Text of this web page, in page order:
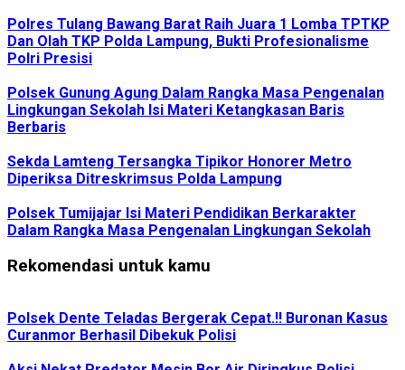
Polres Tulang Bawang Barat Raih Juara 1 Lomba TPTKP
Dan Olah TKP Polda Lampung, Bukti Profesionalisme
Polri Presisi
Polsek Gunung Agung Dalam Rangka Masa Pengenalan
Lingkungan Sekolah Isi Materi Ketangkasan Baris
Berbaris
Sekda Lamteng Tersangka Tipikor Honorer Metro
Diperiksa Ditreskrimsus Polda Lampung
Polsek Tumijajar Isi Materi Pendidikan Berkarakter
Dalam Rangka Masa Pengenalan Lingkungan Sekolah
Rekomendasi untuk kamu
Polsek Dente Teladas Bergerak Cepat.!! Buronan Kasus
Curanmor Berhasil Dibekuk Polisi